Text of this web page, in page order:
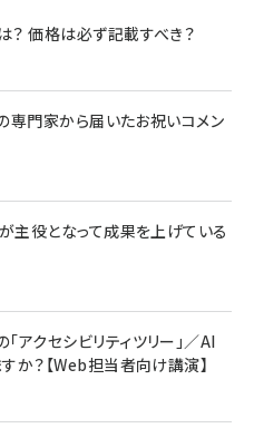
価格は必ず記載すべき？
専門家から届いたお祝いコメン
主役となって成果を上げている
アクセシビリティツリー」／AI
か？【Web担当者向け講演】